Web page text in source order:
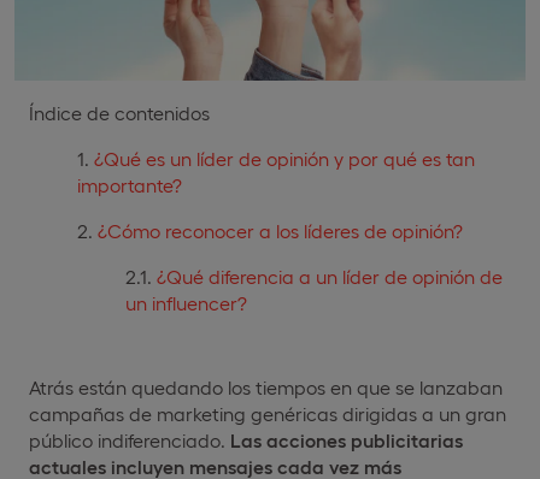
Índice de contenidos
¿Qué es un líder de opinión y por qué es tan
importante?
¿Cómo reconocer a los líderes de opinión?
¿Qué diferencia a un líder de opinión de
un influencer?
Atrás están quedando los tiempos en que se lanzaban
campañas de marketing genéricas dirigidas a un gran
público indiferenciado. Las acciones publicitarias
actuales incluyen mensajes cada vez más